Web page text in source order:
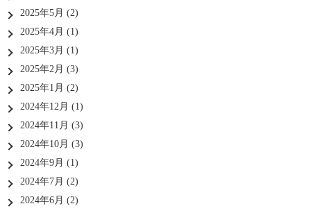
2025年5月 (2)
2025年4月 (1)
2025年3月 (1)
2025年2月 (3)
2025年1月 (2)
2024年12月 (1)
2024年11月 (3)
2024年10月 (3)
2024年9月 (1)
2024年7月 (2)
2024年6月 (2)